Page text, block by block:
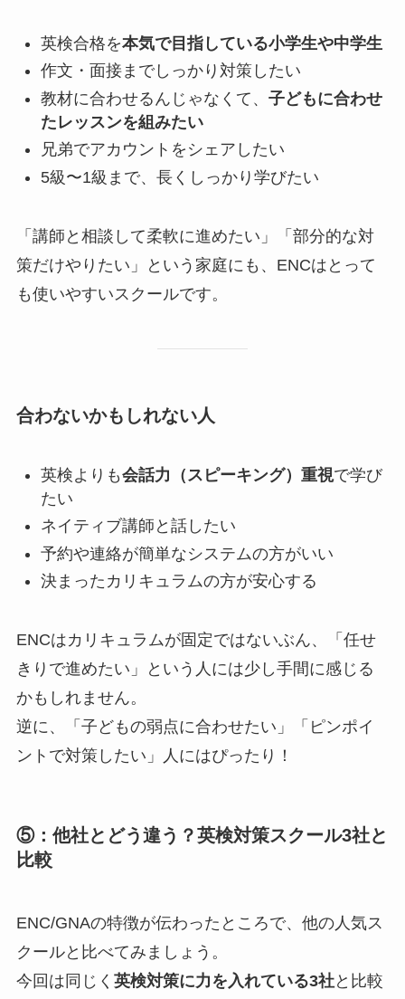
英検合格を本気で目指している小学生や中学生
作文・面接までしっかり対策したい
教材に合わせるんじゃなくて、 子どもに合わせ
たレッスンを組みたい
兄弟でアカウントをシェアしたい
5級〜1級まで、長くしっかり学びたい
「講師と相談して柔軟に進めたい」「部分的な対
策だけやりたい」という家庭にも、ENCはとって
も使いやすいスクールです。
合わないかもしれない人
英検よりも会話力（スピーキング）重視で学び
たい
ネイティブ講師と話したい
予約や連絡が簡単なシステムの方がいい
決まったカリキュラムの方が安心する
ENCはカリキュラムが固定ではないぶん、「任せ
きりで進めたい」という人には少し手間に感じる
かもしれません。
逆に、「子どもの弱点に合わせたい」「ピンポイ
ントで対策したい」人にはぴったり！
⑤：他社とどう違う？英検対策スクール3社と
比較
ENC/GNAの特徴が伝わったところで、他の人気ス
クールと比べてみましょう。
今回は同じく 英検対策に力を入れている3社と比較